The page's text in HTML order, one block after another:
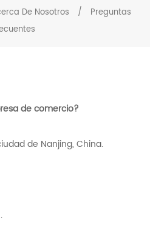
De Nosotros /
Preguntas
de comercio?
de Nanjing, China.